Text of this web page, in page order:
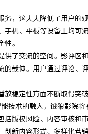
务，这大大降低了用户
手机、平板等设备上均
。
供了交流的空间。影评
的载体。用户通过评论
放稳定性方面不断取得
技术的融入，饿狼影院
括版权风险、内容审核
创新内容形式、多样化营